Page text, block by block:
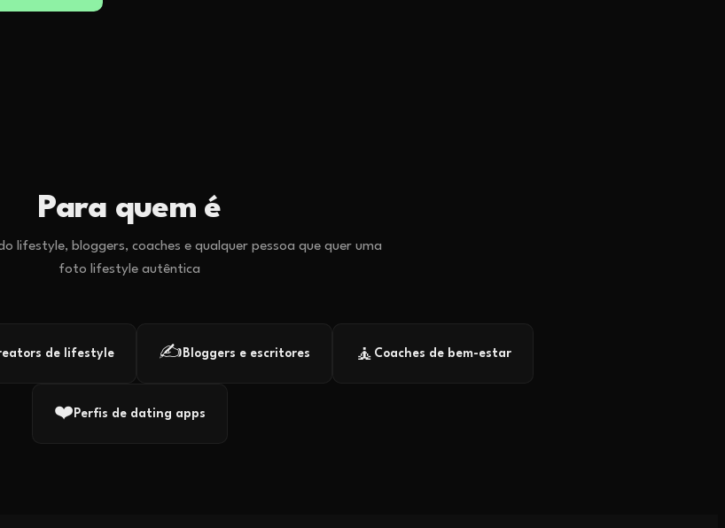
Para quem é
lifestyle, bloggers, coaches e qualquer pessoa que quer uma
foto lifestyle autêntica
de lifestyle ✍️ Bloggers e escritores 🧘 Coaches de bem-estar
❤️ Perfis de dating apps